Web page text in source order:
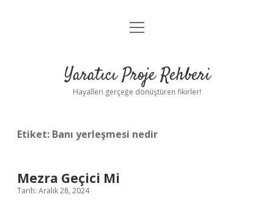
Anasayfa
Yasal Uyarı
menüyü
Yaratıcı Proje Rehberi
Hayalleri gerçeğe dönüştüren fikirler!
Etiket: Banı yerleşmesi nedir
Mezra Geçici Mi
Tarih: Aralık 28, 2024